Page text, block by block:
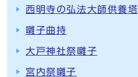
西明寺の弘法大師供養塔
囃子曲持
大戸神社祭囃子
宮内祭囃子